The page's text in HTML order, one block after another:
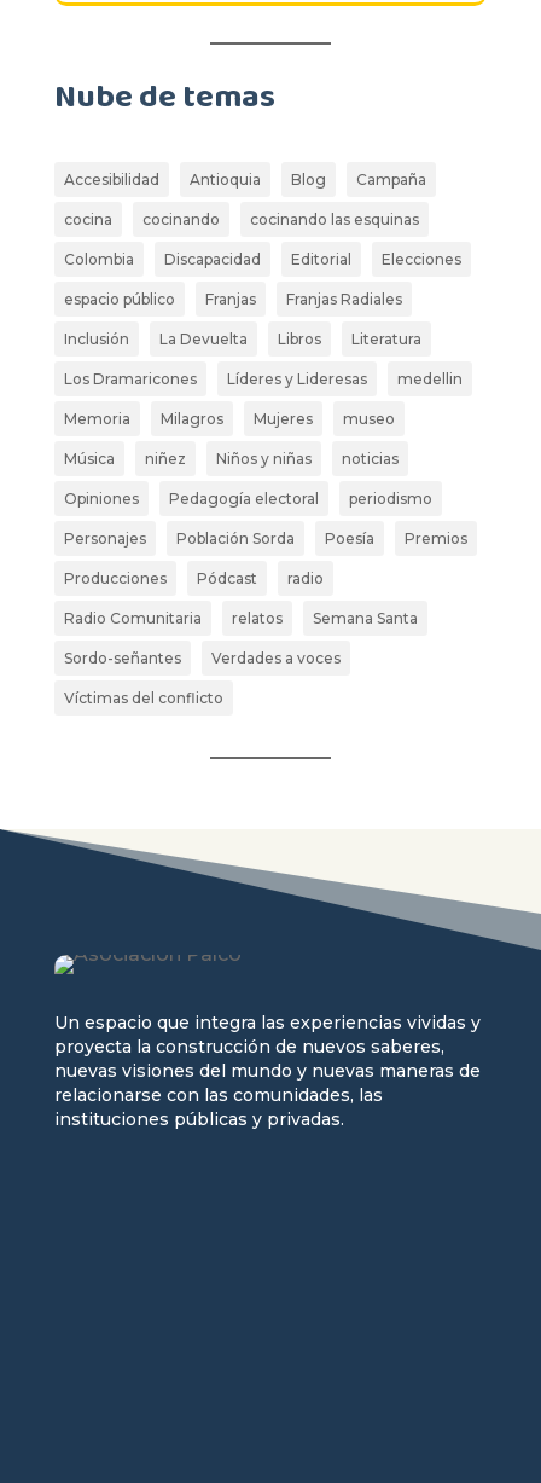
Nube de temas
Accesibilidad Antioquia Blog Campaña
cocina cocinando cocinando las esquinas
Colombia Discapacidad Editorial Elecciones
espacio público Franjas Franjas Radiales
Inclusión La Devuelta Libros Literatura
Los Dramaricones Líderes y Lideresas medellin
Memoria Milagros Mujeres museo
Música niñez Niños y niñas noticias
Opiniones Pedagogía electoral periodismo
Personajes Población Sorda Poesía Premios
Producciones Pódcast radio
Radio Comunitaria relatos Semana Santa
Sordo-señantes Verdades a voces
Víctimas del conflicto
Un espacio que integra las experiencias vividas y
proyecta la construcción de nuevos saberes,
nuevas visiones del mundo y nuevas maneras de
relacionarse con las comunidades, las
instituciones públicas y privadas.